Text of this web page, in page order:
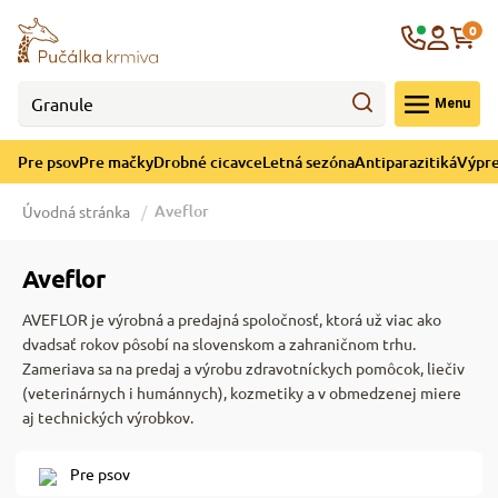
Menu
0
Pre psovPre mačkyDrobné cicavceLetná sezónaAntiparazitiká
psov
Pre psov
psov
psov
psov
psov
mačky
Pre mačky
mačky
mačky
mačky
podstielka
cicavce
Drobné cicavce
sezóna
Letná sezóna
ochladenie
Výpredaj
CZK
Úvodná stránka Aveflor
Aveflor
AVEFLOR je výrobná a predajná spoločnosť, ktorá už viac ako
dvadsať rokov pôsobí na slovenskom a zahraničnom trhu.
Zameriava sa na predaj a výrobu zdravotníckych pomôcok, liečiv
(veterinárnych i humánnych), kozmetiky a v obmedzenej miere
aj technických výrobkov.
Pre psov